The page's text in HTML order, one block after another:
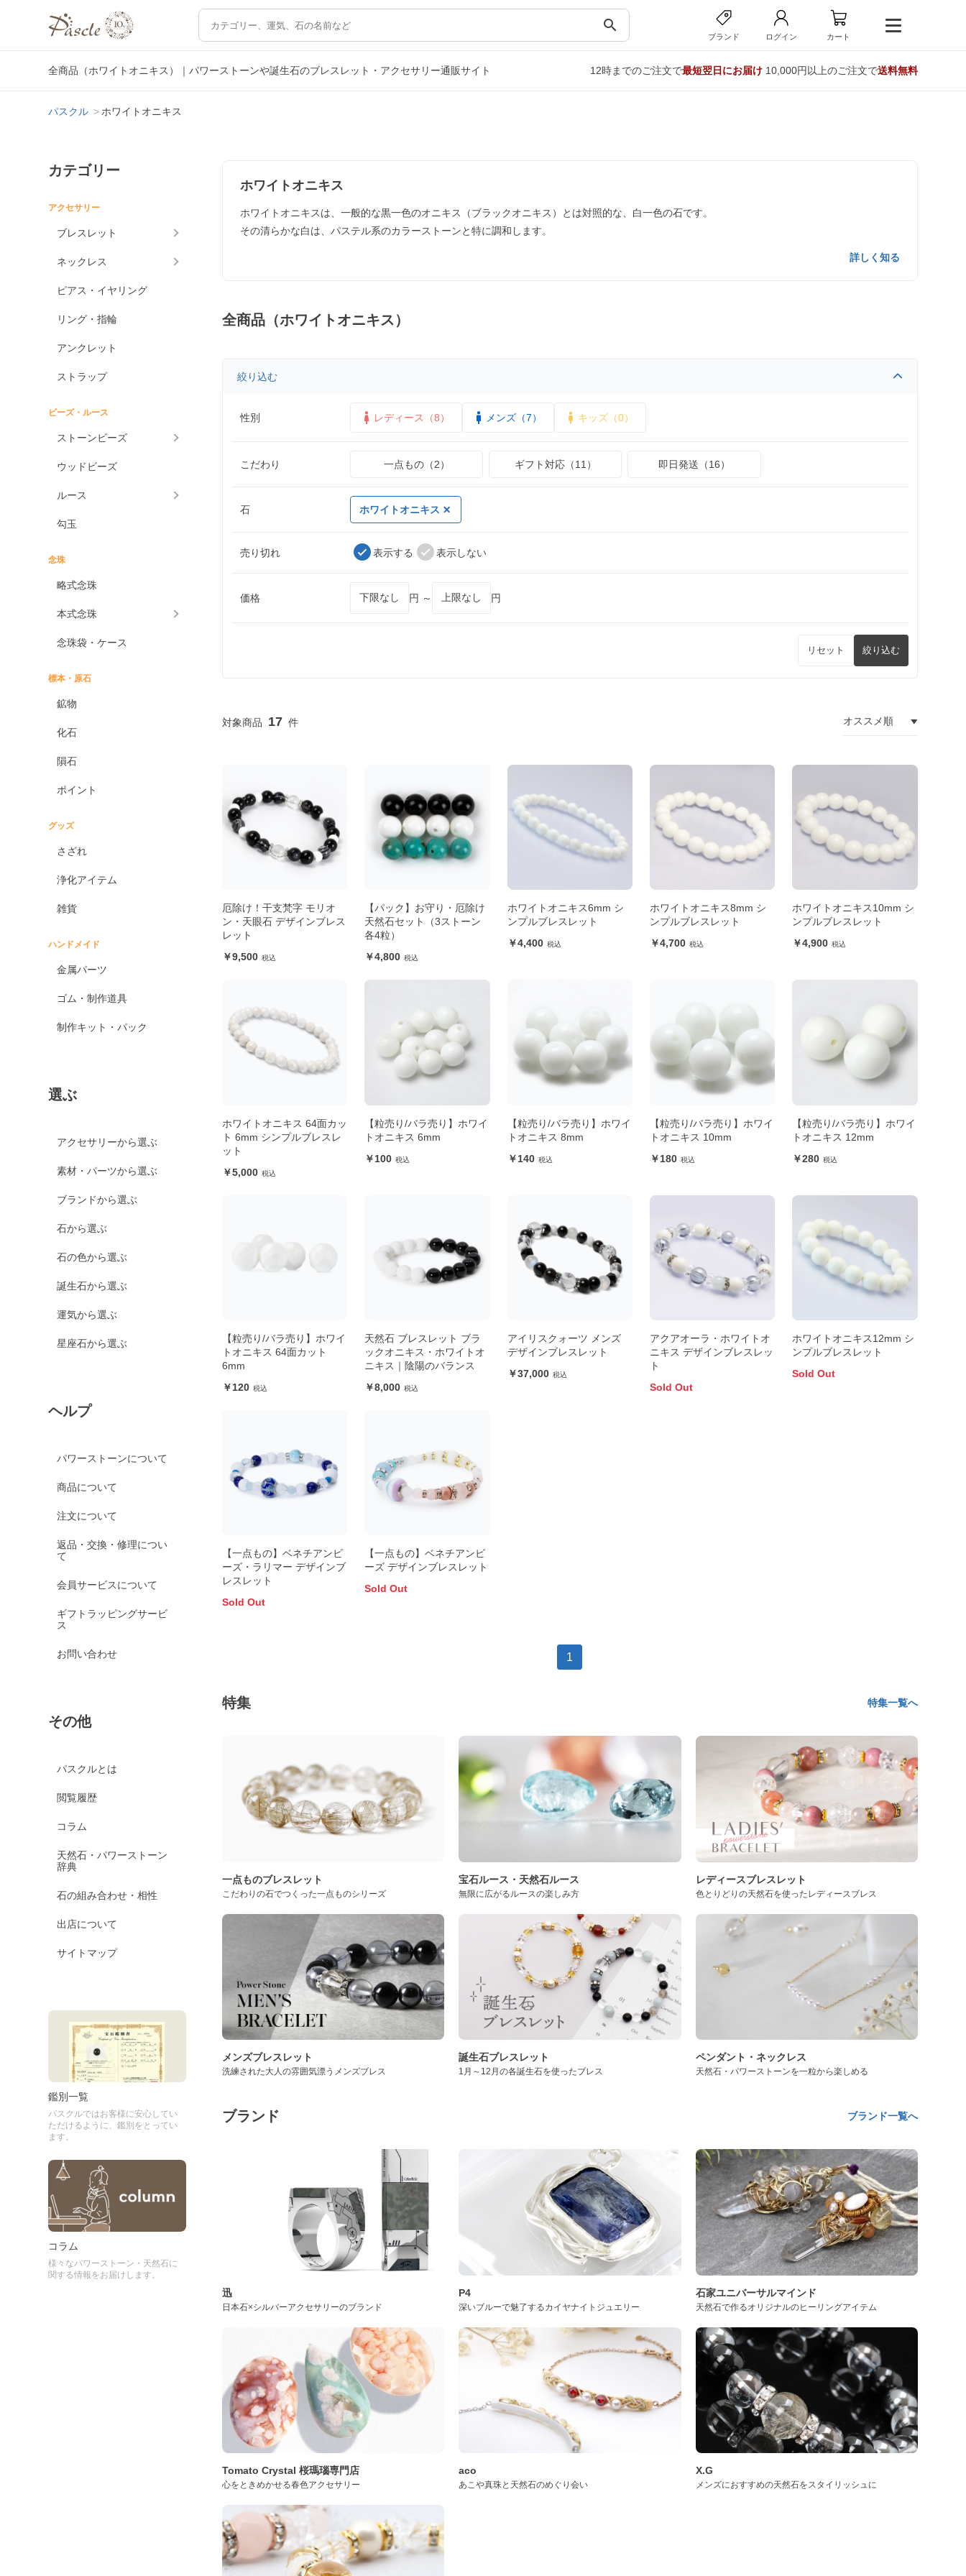
search
ブランド ログイン カート
全商品（ホワイトオニキス）｜パワーストーンや誕生石のブレスレット・アクセサリー通販サイト 12時までのご注文で最短翌日にお届け10,000円以上のご注文で送料無料
パスクル ホワイトオニキス
カテゴリー
アクセサリー
ブレスレット
ネックレス
ピアス・イヤリング
リング・指輪
アンクレット
ストラップ
ビーズ・ルース
ストーンビーズ
ウッドビーズ
ルース
勾玉
念珠
略式念珠
本式念珠
念珠袋・ケース
標本・原石
鉱物
化石
隕石
ポイント
グッズ
さざれ
浄化アイテム
雑貨
ハンドメイド
金属パーツ
ゴム・制作道具
制作キット・パック
選ぶ
アクセサリーから選ぶ
素材・パーツから選ぶ
ブランドから選ぶ
石から選ぶ
石の色から選ぶ
誕生石から選ぶ
運気から選ぶ
星座石から選ぶ
ヘルプ
パワーストーンについて
商品について
注文について
返品・交換・修理につい
て
会員サービスについて
ギフトラッピングサービ
ス
お問い合わせ
その他
パスクルとは
閲覧履歴
コラム
天然石・パワーストーン
辞典
石の組み合わせ・相性
出店について
サイトマップ
鑑別一覧
パスクルではお客様に安心してい
ただけるように、鑑別をとってい
ます。
コラム
様々なパワーストーン・天然石に
関する情報をお届けします。
ホワイトオニキス
ホワイトオニキスは、一般的な黒一色のオニキス（ブラックオニキス）とは対照的な、白一色の石です。
その清らかな白は、パステル系のカラーストーンと特に調和します。
詳しく知る
全商品（ホワイトオニキス）
絞り込む
性別 レディース（8） メンズ（7） キッズ（0）
こだわり 一点もの（2） ギフト対応（11） 即日発送（16）
石 ホワイトオニキス
売り切れ 表示する 表示しない
価格 円 ～ 円
リセット 絞り込む
17
厄除け！干支梵字 モリオ
ン・天眼石 デザインブレス
レット
9,500
【パック】お守り・厄除け
天然石セット（3ストーン
各4粒）
4,800
ホワイトオニキス6mm シ
ンプルブレスレット
4,400
ホワイトオニキス8mm シ
ンプルブレスレット
4,700
ホワイトオニキス10mm シ
ンプルブレスレット
4,900
ホワイトオニキス 64面カッ
ト 6mm シンプルブレスレ
ット
5,000
【粒売り/バラ売り】ホワイ
トオニキス 6mm
100
【粒売り/バラ売り】ホワイ
トオニキス 8mm
140
【粒売り/バラ売り】ホワイ
トオニキス 10mm
180
【粒売り/バラ売り】ホワイ
トオニキス 12mm
280
【粒売り/バラ売り】ホワイ
トオニキス 64面カット
6mm
120
天然石 ブレスレット ブラ
ックオニキス・ホワイトオ
ニキス｜陰陽のバランス
8,000
アイリスクォーツ メンズ
デザインブレスレット
37,000
アクアオーラ・ホワイトオ
ニキス デザインブレスレッ
ト
Sold Out
ホワイトオニキス12mm シ
ンプルブレスレット
Sold Out
【一点もの】ベネチアンビ
ーズ・ラリマー デザインブ
レスレット
Sold Out
【一点もの】ベネチアンビ
ーズ デザインブレスレット
Sold Out
1
特集 特集一覧へ
一点ものブレスレット
こだわりの石でつくった一点ものシリーズ
宝石ルース・天然石ルース
無限に広がるルースの楽しみ方
レディースブレスレット
色とりどりの天然石を使ったレディースブレス
メンズブレスレット
洗練された大人の雰囲気漂うメンズブレス
誕生石ブレスレット
1月～12月の各誕生石を使ったブレス
ペンダント・ネックレス
天然石・パワーストーンを一粒から楽しめる
ブランド ブランド一覧へ
迅
日本石×シルバーアクセサリーのブランド
P4
深いブルーで魅了するカイヤナイトジュエリー
石家ユニバーサルマインド
天然石で作るオリジナルのヒーリングアイテム
Tomato Crystal 桜瑪瑙専門店
心をときめかせる春色アクセサリー
aco
あこや真珠と天然石のめぐり会い
X.G
メンズにおすすめの天然石をスタイリッシュに